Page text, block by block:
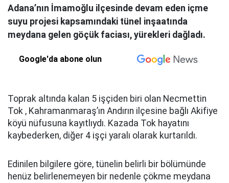
Adana’nın İmamoğlu ilçesinde devam eden içme
suyu projesi kapsamındaki tünel inşaatında
meydana gelen göçük faciası, yürekleri dağladı.
Google'da abone olun
Toprak altında kalan 5 işçiden biri olan Necmettin
Tok , Kahramanmaraş’ın Andırın ilçesine bağlı Akifiye
köyü nüfusuna kayıtlıydı. Kazada Tok hayatını
kaybederken, diğer 4 işçi yaralı olarak kurtarıldı.
Edinilen bilgilere göre, tünelin belirli bir bölümünde
henüz belirlenemeyen bir nedenle çökme meydana